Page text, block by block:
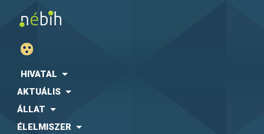
HIVATAL
AKTUÁLIS
ÁLLAT
ÉLELMISZER